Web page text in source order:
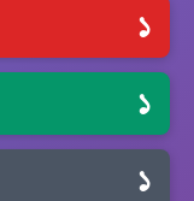
১
১
১